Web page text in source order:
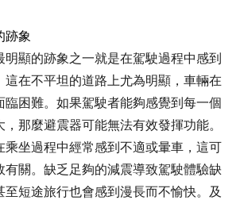
跡象
明顯的跡象之一就是在駕駛過程中感到
這在不平坦的道路上尤為明顯，車輛在
臨困難。如果駕駛者能夠感覺到每一個
那麼避震器可能無法有效發揮功能。
乘坐過程中經常感到不適或暈車，這可
有關。缺乏足夠的減震導致駕駛體驗缺
至短途旅行也會感到漫長而不愉快。及